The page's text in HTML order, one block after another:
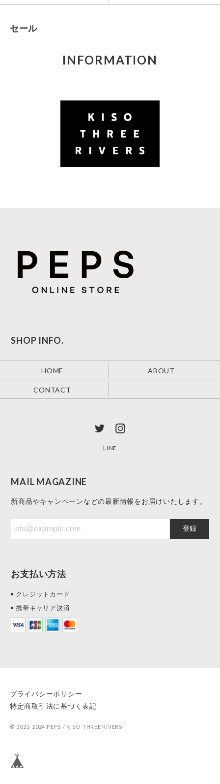
セール
INFORMATION
SHOP INFO.
HOME ABOUT
CONTACT
LINE
MAIL MAGAZINE
新商品やキャンペーンなどの最新情報をお届けいたします。
登録
お支払い方法
クレジットカード
携帯キャリア決済
プライバシーポリシー
特定商取引法に基づく表記
© 2021-2024 PEPS / KISO THREE RIVERS